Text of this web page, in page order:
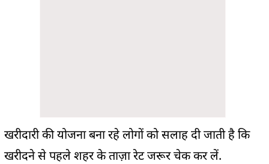
खरीदारी की योजना बना रहे लोगों को सलाह दी जाती है कि
खरीदने से पहले शहर के ताज़ा रेट जरूर चेक कर लें.